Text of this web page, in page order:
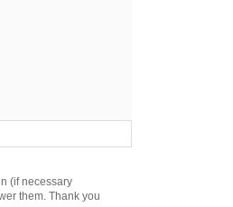
(if necessary
them. Thank you